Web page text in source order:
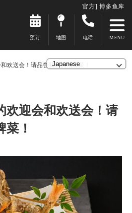
官方] 博多鱼库
预订 地图 电话
欢送会！请品尝我们的招牌菜！
欢迎会和欢送会！请
！